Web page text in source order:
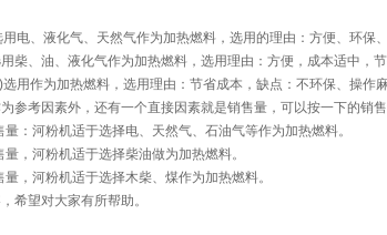
、液化气、天然气作为加热燃料，选用的理由：方便、环保
、油、液化气作为加热燃料，选用理由：方便，成本适中，
作为加热燃料，选用理由：节省成本，缺点：不环保、操作麻
考因素外，还有一个直接因素就是销售量，可以按一下的销售
河粉机适于选择电、天然气、石油气等作为加热燃料。
河粉机适于选择柴油做为加热燃料。
河粉机适于选择木柴、煤作为加热燃料。
望对大家有所帮助。